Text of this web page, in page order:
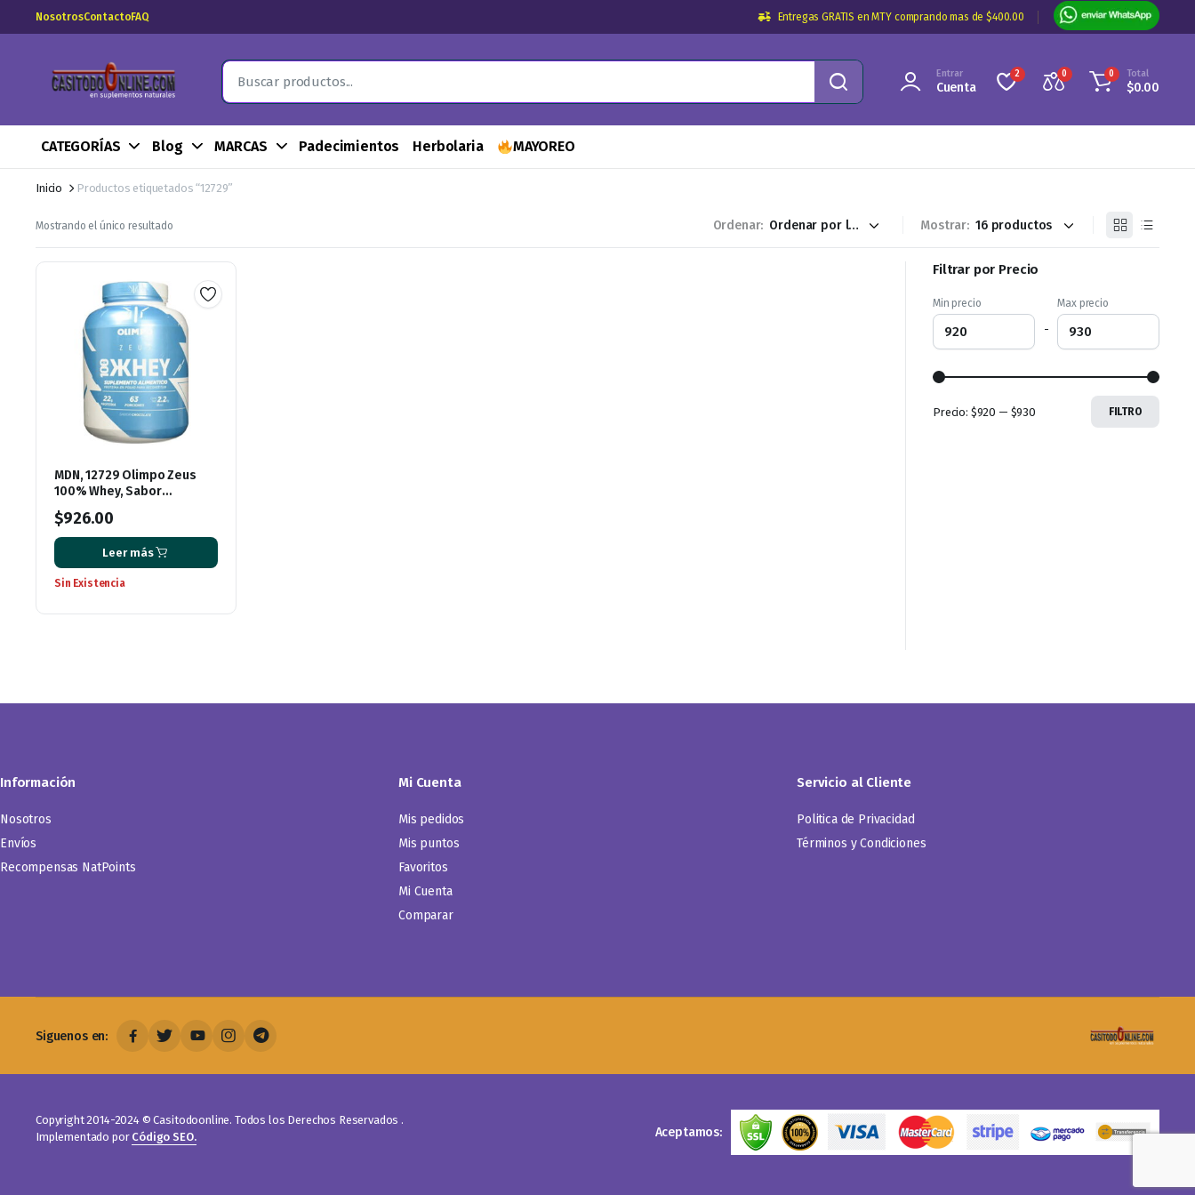
NosotrosContactoFAQ Entregas GRATIS en MTY comprando mas de $400.00
Entrar
Cuenta
2 0 0 Total
$0.00
CATEGORÍAS Blog MARCAS Padecimientos Herbolaria MAYOREO
Inicio Productos etiquetados “12729”
Mostrando el único resultado Ordenar: Mostrar:
MDN, 12729 Olimpo Zeus
100% Whey, Sabor
Chocolate, 5 lbs
$926.00
Leer más
Sin Existencia
Filtrar por Precio
Min precio
-
Max precio
FILTRO
Precio: $920 — $930
Información
Nosotros
Envíos
Recompensas NatPoints
Mi Cuenta
Mis pedidos
Mis puntos
Favoritos
Mi Cuenta
Comparar
Servicio al Cliente
Politica de Privacidad
Términos y Condiciones
Siguenos en:
Copyright 2014-2024 © Casitodoonline. Todos los Derechos Reservados .
Implementado por Código SEO. Aceptamos: